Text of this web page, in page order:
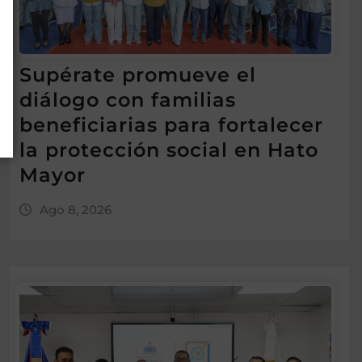
Supérate promueve el
diálogo con familias
beneficiarias para fortalecer
la protección social en Hato
Mayor
Ago 8, 2026